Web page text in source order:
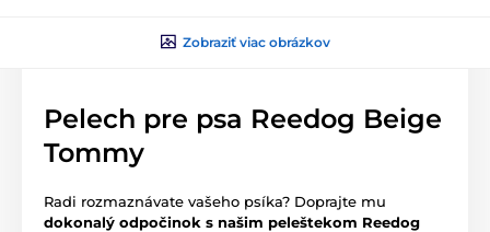
Zobraziť viac obrázkov
Pelech pre psa Reedog Beige
Tommy
Radi rozmaznávate vašeho psíka? Doprajte mu
dokonalý odpočinok s našim peleštekom Reedog